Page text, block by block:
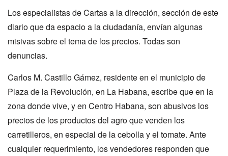
Los especialistas de Cartas a la dirección, sección de este
diario que da espacio a la ciudadanía, envían algunas
misivas sobre el tema de los precios. Todas son
denuncias.
Carlos M. Castillo Gámez, residente en el municipio de
Plaza de la Revolución, en La Habana, escribe que en la
zona donde vive, y en Centro Habana, son abusivos los
precios de los productos del agro que venden los
carretilleros, en especial de la cebolla y el tomate. Ante
cualquier requerimiento, los vendedores responden que